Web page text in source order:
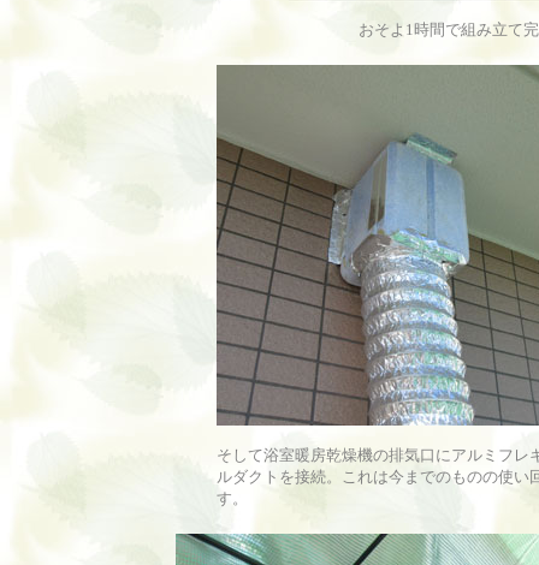
おそよ1時間で組み立て
そして浴室暖房乾燥機の排気口にアルミフレ
ルダクトを接続。これは今までのものの使い
す。